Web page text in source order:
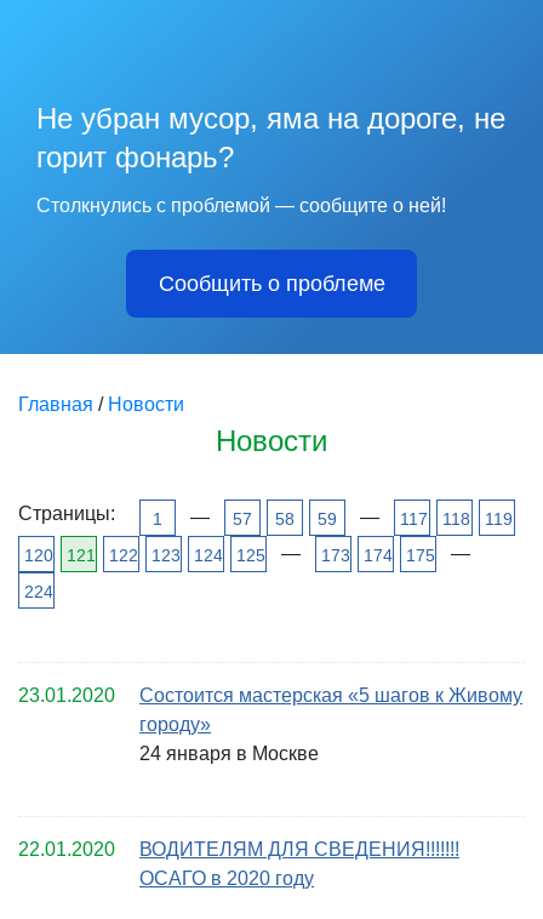
Не убран мусор, яма на дороге, не
горит фонарь?
Столкнулись с проблемой — сообщите о ней!
Сообщить о проблеме
Главная / Новости
Новости
Страницы: 1 — 57 58 59 — 117 118
119
120
121 122 123 124 125 — 173 174 175 —
224
23.01.2020
Состоится мастерская «5 шагов к Живому
городу»
24 января в Москве
22.01.2020
ВОДИТЕЛЯМ ДЛЯ СВЕДЕНИЯ!!!!!!!
ОСАГО в 2020 году